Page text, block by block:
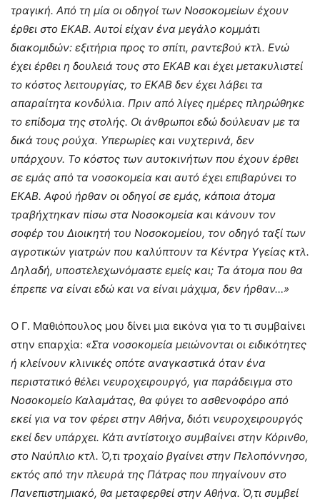
τραγική. Από τη μία οι οδηγοί των Νοσοκομείων έχουν
έρθει στο ΕΚΑΒ. Αυτοί είχαν ένα μεγάλο κομμάτι
διακομιδών: εξιτήρια προς το σπίτι, ραντεβού κτλ. Ενώ
έχει έρθει η δουλειά τους στο ΕΚΑΒ και έχει μετακυλιστεί
το κόστος λειτουργίας, το ΕΚΑΒ δεν έχει λάβει τα
απαραίτητα κονδύλια. Πριν από λίγες ημέρες πληρώθηκε
το επίδομα της στολής. Οι άνθρωποι εδώ δούλευαν με τα
δικά τους ρούχα. Υπερωρίες και νυχτερινά, δεν
υπάρχουν. Το κόστος των αυτοκινήτων που έχουν έρθει
σε εμάς από τα νοσοκομεία και αυτό έχει επιβαρύνει το
ΕΚΑΒ. Αφού ήρθαν οι οδηγοί σε εμάς, κάποια άτομα
τραβήχτηκαν πίσω στα Νοσοκομεία και κάνουν τον
σοφέρ του Διοικητή του Νοσοκομείου, τον οδηγό ταξί των
αγροτικών γιατρών που καλύπτουν τα Κέντρα Υγείας κτλ.
Δηλαδή, υποστελεχωνόμαστε εμείς και; Τα άτομα που θα
έπρεπε να είναι εδώ και να είναι μάχιμα, δεν ήρθαν…»
Ο Γ. Μαθιόπουλος μου δίνει μια εικόνα για το τι συμβαίνει
στην επαρχία: «Στα νοσοκομεία μειώνονται οι ειδικότητες
ή κλείνουν κλινικές οπότε αναγκαστικά όταν ένα
περιστατικό θέλει νευροχειρουργό, για παράδειγμα στο
Νοσοκομείο Καλαμάτας, θα φύγει το ασθενοφόρο από
εκεί για να τον φέρει στην Αθήνα, διότι νευροχειρουργός
εκεί δεν υπάρχει. Κάτι αντίστοιχο συμβαίνει στην Κόρινθο,
στο Ναύπλιο κτλ. Ό,τι τροχαίο βγαίνει στην Πελοπόννησο,
εκτός από την πλευρά της Πάτρας που πηγαίνουν στο
Πανεπιστημιακό, θα μεταφερθεί στην Αθήνα. Ό,τι συμβεί